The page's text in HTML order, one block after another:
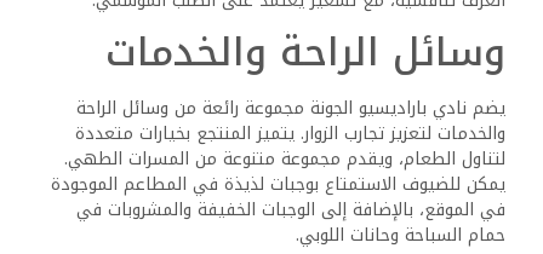
وسائل الراحة والخدمات
يضم نادي باراديسيو الجونة مجموعة رائعة من وسائل الراحة
والخدمات لتعزيز تجارب الزوار. يتميز المنتجع بخيارات متعددة
لتناول الطعام، ويقدم مجموعة متنوعة من المسرات الطهي.
يمكن للضيوف الاستمتاع بوجبات لذيذة في المطاعم الموجودة
في الموقع، بالإضافة إلى الوجبات الخفيفة والمشروبات في
حمام السباحة وحانات اللوبي.